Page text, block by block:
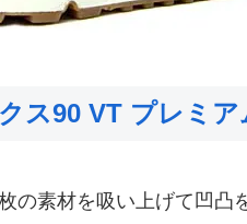
ス90 VT プレミア
の素材を吸い上げて凹